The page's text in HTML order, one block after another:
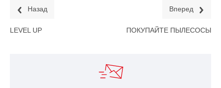
Назад
LEVEL UP
Вперед
ПОКУПАЙТЕ ПЫЛЕСОСЫ